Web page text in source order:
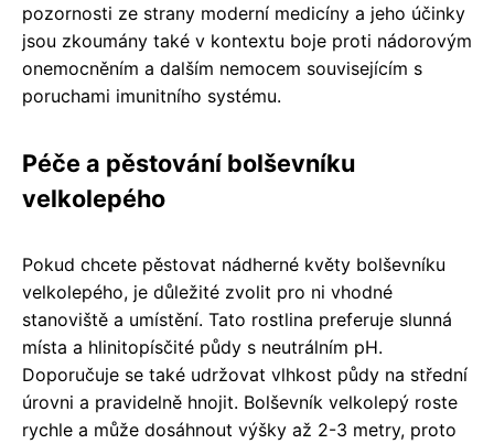
pozornosti ze strany moderní medicíny a jeho účinky
jsou zkoumány také v kontextu boje proti nádorovým
onemocněním a dalším nemocem souvisejícím s
poruchami imunitního systému.
Péče a pěstování bolševníku
velkolepého
Pokud chcete pěstovat nádherné květy bolševníku
velkolepého, je důležité zvolit pro ni vhodné
stanoviště a umístění. Tato rostlina preferuje slunná
místa a hlinitopísčité půdy s neutrálním pH.
Doporučuje se také udržovat vlhkost půdy na střední
úrovni a pravidelně hnojit. Bolševník velkolepý roste
rychle a může dosáhnout výšky až 2-3 metry, proto